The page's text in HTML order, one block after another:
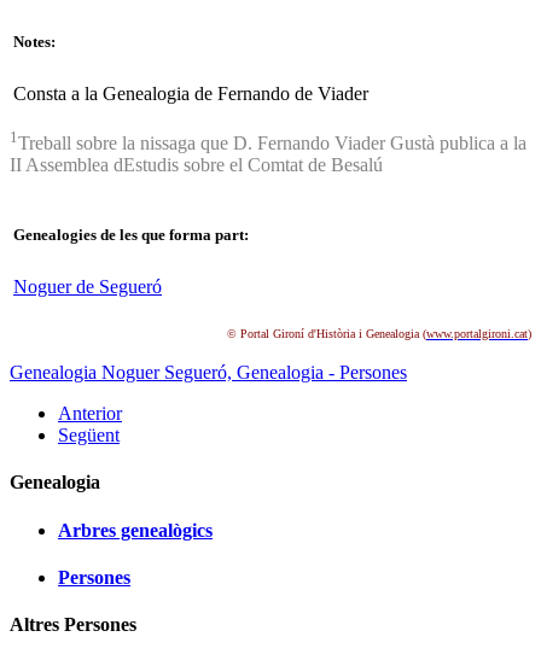
Notes:
Consta a la Genealogia de Fernando de Viader
1 Treball sobre la nissaga que D. Fernando Viader Gustà publica a la
II Assemblea dEstudis sobre el Comtat de Besalú
Genealogies de les que forma part:
Noguer de Segueró
© Portal Gironí d'Història i Genealogia (www.portalgironi.cat)
Genealogia Noguer Segueró, Genealogia - Persones
Anterior
Següent
Genealogia
Arbres genealògics
Persones
Altres Persones